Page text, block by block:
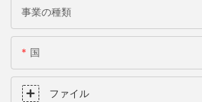
事業の種類
国
ファイル